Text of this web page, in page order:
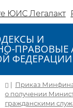
ЮИС Легалакт
И
ПРАВОВЫЕ
ФЕДЕРАЦИИ
| Приказ Минфина
о получении
гражданскими